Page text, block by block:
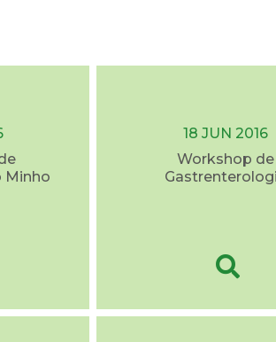
Minho
18 JUN 2016
Workshop de